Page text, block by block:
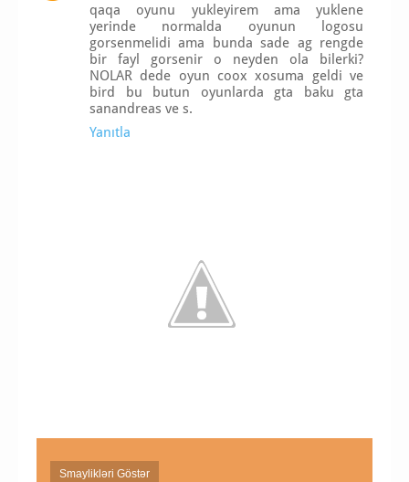
qaqa oyunu yukleyirem ama yuklene
yerinde normalda oyunun logosu
gorsenmelidi ama bunda sade ag rengde
bir fayl gorsenir o neyden ola bilerki?
NOLAR dede oyun coox xosuma geldi ve
bird bu butun oyunlarda gta baku gta
sanandreas ve s.
Yanıtla
Smaylikləri Göstər